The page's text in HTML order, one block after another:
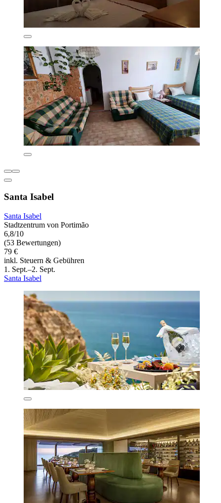
Santa Isabel
Santa Isabel
Stadtzentrum von Portimão
6,8/10
(53 Bewertungen)
79 €
inkl. Steuern & Gebühren
1. Sept.–2. Sept.
Santa Isabel